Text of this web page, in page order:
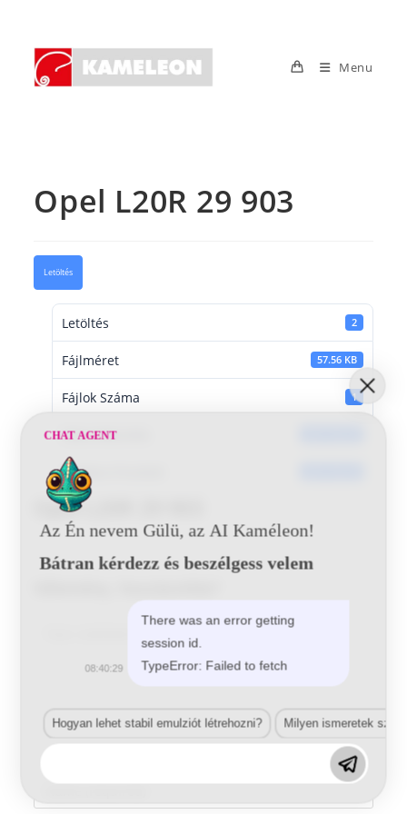
content
Menu
Opel L20R 29 903
Letöltés
Letöltés 2
Fájlméret 57.56 KB
Fájlok Száma 1
Dátumkészítés
Utoljára frissített
Opel L20R 29 903
Enter
your
CHAT AGENT
Az Én nevem Gülü, az AI Kaméleon!
Bátran kérdezz és beszélgess velem
There was an error getting
session id.
TypeError: Failed to fetch
08:40:29
Hogyan lehet stabil emulziót létrehozni? Milyen ismeretek